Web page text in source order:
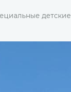
детские